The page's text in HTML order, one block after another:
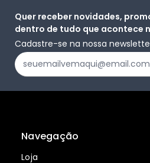
Quer receber novidades,
dentro de tudo que acontece
Cadastre-se na nossa
Navegação
Loja